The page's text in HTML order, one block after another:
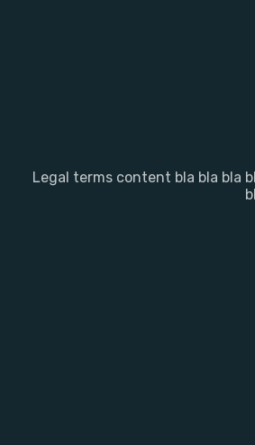
Legal terms content bla bla bla